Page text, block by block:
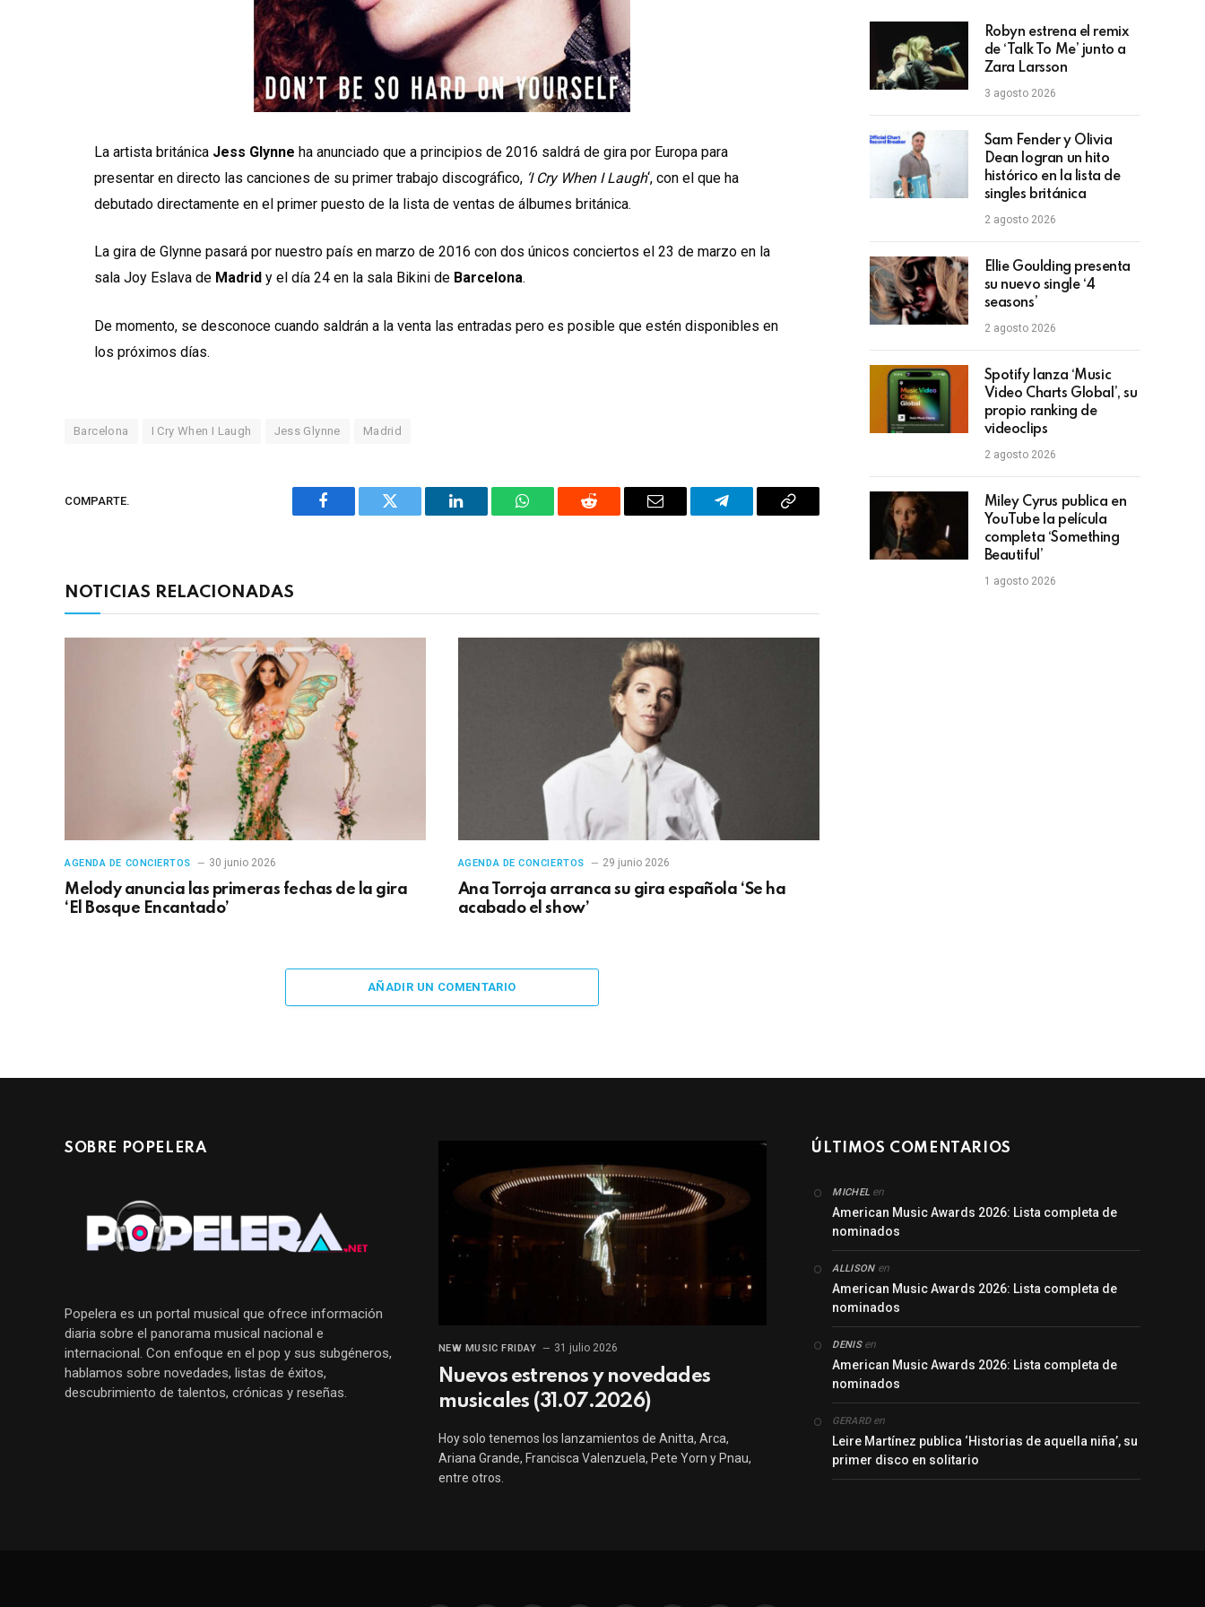
La artista británica Jess Glynne ha anunciado que a principios de 2016 saldrá de gira por Europa para
presentar en directo las canciones de su primer trabajo discográfico, ‘I Cry When I Laugh‘, con el que ha
debutado directamente en el primer puesto de la lista de ventas de álbumes británica.
La gira de Glynne pasará por nuestro país en marzo de 2016 con dos únicos conciertos el 23 de marzo en la
sala Joy Eslava de Madrid y el día 24 en la sala Bikini de Barcelona.
De momento, se desconoce cuando saldrán a la venta las entradas pero es posible que estén disponibles en
los próximos días.
Barcelona I Cry When I Laugh Jess Glynne Madrid
COMPARTE.
Facebook Twitter LinkedIn WhatsAppReddit
Correo
TelegramaCopiar
NOTICIAS RELACIONADAS
AGENDA DE CONCIERTOS 30 junio 2026
Melody anuncia las primeras fechas de la gira
‘El Bosque Encantado’
AGENDA DE CONCIERTOS 29 junio 2026
Ana Torroja arranca su gira española ‘Se ha
acabado el show’
AÑADIR UN COMENTARIO
Robyn estrena el remix
de ‘Talk To Me’ junto a
Zara Larsson
3 agosto 2026
Sam Fender y Olivia
Dean logran un hito
histórico en la lista de
singles británica
2 agosto 2026
Ellie Goulding presenta
su nuevo single ‘4
seasons’
2 agosto 2026
Spotify lanza ‘Music
Video Charts Global’, su
propio ranking de
videoclips
2 agosto 2026
Miley Cyrus publica en
YouTube la película
completa ‘Something
Beautiful’
1 agosto 2026
SOBRE POPELERA
Popelera es un portal musical que ofrece información
diaria sobre el panorama musical nacional e
internacional. Con enfoque en el pop y sus subgéneros,
hablamos sobre novedades, listas de éxitos,
descubrimiento de talentos, crónicas y reseñas.
NEW MUSIC FRIDAY 31 julio 2026
Nuevos estrenos y novedades
musicales (31.07.2026)
Hoy solo tenemos los lanzamientos de Anitta, Arca,
Ariana Grande, Francisca Valenzuela, Pete Yorn y Pnau,
entre otros.
ÚLTIMOS COMENTARIOS
MICHEL en
American Music Awards 2026: Lista completa de
nominados
ALLISONen
American Music Awards 2026: Lista completa de
nominados
DENISen
American Music Awards 2026: Lista completa de
nominados
GERARDen
Leire Martínez publica ‘Historias de aquella niña’, su
primer disco en solitario